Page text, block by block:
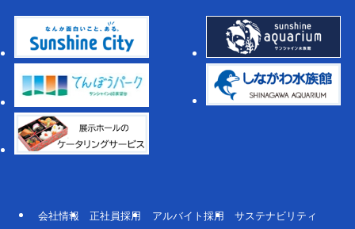
会社情報 正社員採用 アルバイト採用 サステナビリティ